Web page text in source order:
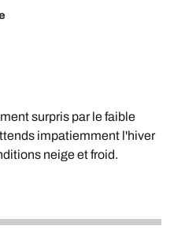
surpris par le faible
impatiemment l'hiver
neige et froid.